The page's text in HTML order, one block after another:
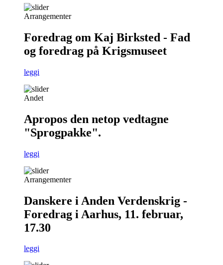
Arrangementer
Foredrag om Kaj Birksted - Fad
og foredrag på Krigsmuseet
leggi
Andet
Apropos den netop vedtagne
"Sprogpakke".
leggi
Arrangementer
Danskere i Anden Verdenskrig -
Foredrag i Aarhus, 11. februar,
17.30
leggi